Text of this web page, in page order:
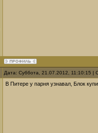
Дата: Суббота, 21.07.2012, 11:10:15
В Питере у парня узнавал, Блок